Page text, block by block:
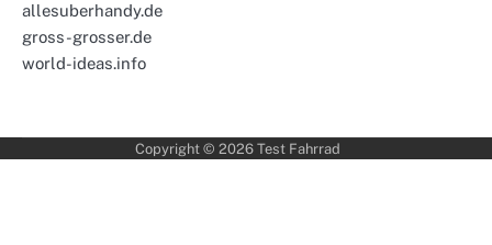
allesuberhandy.de
gross-grosser.de
world-ideas.info
Copyright © 2026 Test Fahrrad